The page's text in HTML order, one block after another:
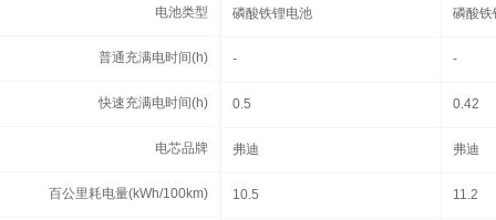
电池类型 磷酸铁锂电池 磷酸铁
普通充满电时间(h) - -
快速充满电时间(h) 0.5 0.42
电芯品牌 弗迪 弗迪
百公里耗电量(kWh/100km) 10.5 11.2
电池类型
普通充满电时间(h)
快速充满电时间(h)
电芯品牌
百公里耗电量(kWh/100km)